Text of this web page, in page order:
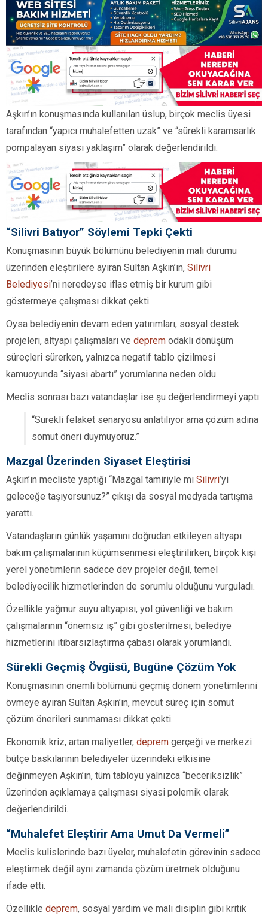
Aşkın’ın konuşmasında kullanılan üslup, birçok meclis üyesi
tarafından “yapıcı muhalefetten uzak” ve “sürekli karamsarlık
pompalayan siyasi yaklaşım” olarak değerlendirildi.
“Silivri Batıyor” Söylemi Tepki Çekti
Konuşmasının büyük bölümünü belediyenin mali durumu
üzerinden eleştirilere ayıran Sultan Aşkın’ın, Silivri
Belediyesi’ni neredeyse iflas etmiş bir kurum gibi
göstermeye çalışması dikkat çekti.
Oysa belediyenin devam eden yatırımları, sosyal destek
projeleri, altyapı çalışmaları ve deprem odaklı dönüşüm
süreçleri sürerken, yalnızca negatif tablo çizilmesi
kamuoyunda “siyasi abartı” yorumlarına neden oldu.
Meclis sonrası bazı vatandaşlar ise şu değerlendirmeyi yaptı:
“Sürekli felaket senaryosu anlatılıyor ama çözüm adına
somut öneri duymuyoruz.”
Mazgal Üzerinden Siyaset Eleştirisi
Aşkın’ın mecliste yaptığı “Mazgal tamiriyle mi Silivri’yi
geleceğe taşıyorsunuz?” çıkışı da sosyal medyada tartışma
yarattı.
Vatandaşların günlük yaşamını doğrudan etkileyen altyapı
bakım çalışmalarının küçümsenmesi eleştirilirken, birçok kişi
yerel yönetimlerin sadece dev projeler değil, temel
belediyecilik hizmetlerinden de sorumlu olduğunu vurguladı.
Özellikle yağmur suyu altyapısı, yol güvenliği ve bakım
çalışmalarının “önemsiz iş” gibi gösterilmesi, belediye
hizmetlerini itibarsızlaştırma çabası olarak yorumlandı.
Sürekli Geçmiş Övgüsü, Bugüne Çözüm Yok
Konuşmasının önemli bölümünü geçmiş dönem yönetimlerini
övmeye ayıran Sultan Aşkın’ın, mevcut süreç için somut
çözüm önerileri sunmaması dikkat çekti.
Ekonomik kriz, artan maliyetler, deprem gerçeği ve merkezi
bütçe baskılarının belediyeler üzerindeki etkisine
değinmeyen Aşkın’ın, tüm tabloyu yalnızca “beceriksizlik”
üzerinden açıklamaya çalışması siyasi polemik olarak
değerlendirildi.
“Muhalefet Eleştirir Ama Umut Da Vermeli”
Meclis kulislerinde bazı üyeler, muhalefetin görevinin sadece
eleştirmek değil aynı zamanda çözüm üretmek olduğunu
ifade etti.
Özellikle deprem, sosyal yardım ve mali disiplin gibi kritik